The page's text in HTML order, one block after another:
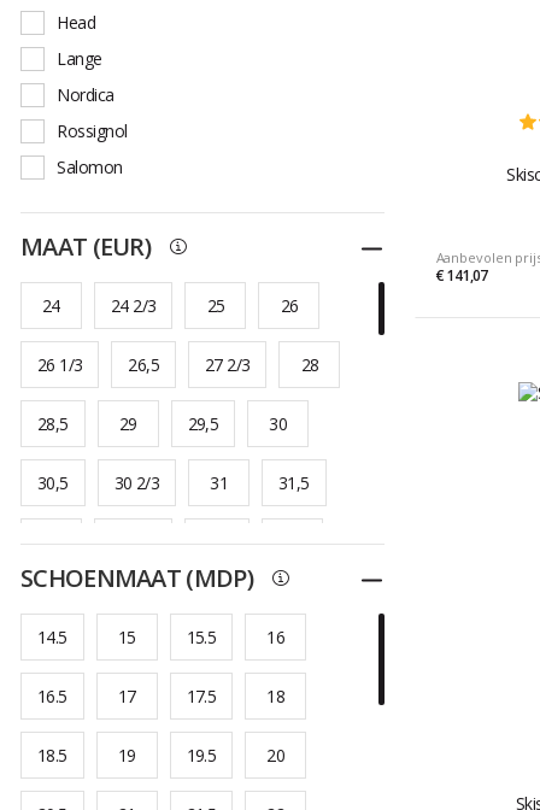
Head
Lange
Nordica
Rossignol
Salomon
MAAT (EUR) Dichtplooien
24 24 2/3 25 26
26 1/3 26,5 27 2/3 28
28,5 29 29,5 30
30,5 30 2/3 31 31,5
32 32 1/3 32,5 33
35 35 1/3 35,5 36
36,5 36 2/3 37 37 1/3
37,5 38 38 1/3 38,5
SCHOENMAAT (MDP) Dichtplooien
14.5 15 15.5 16
16.5 17 17.5 18
18.5 19 19.5 20
Aanbevolen
€ 141,07